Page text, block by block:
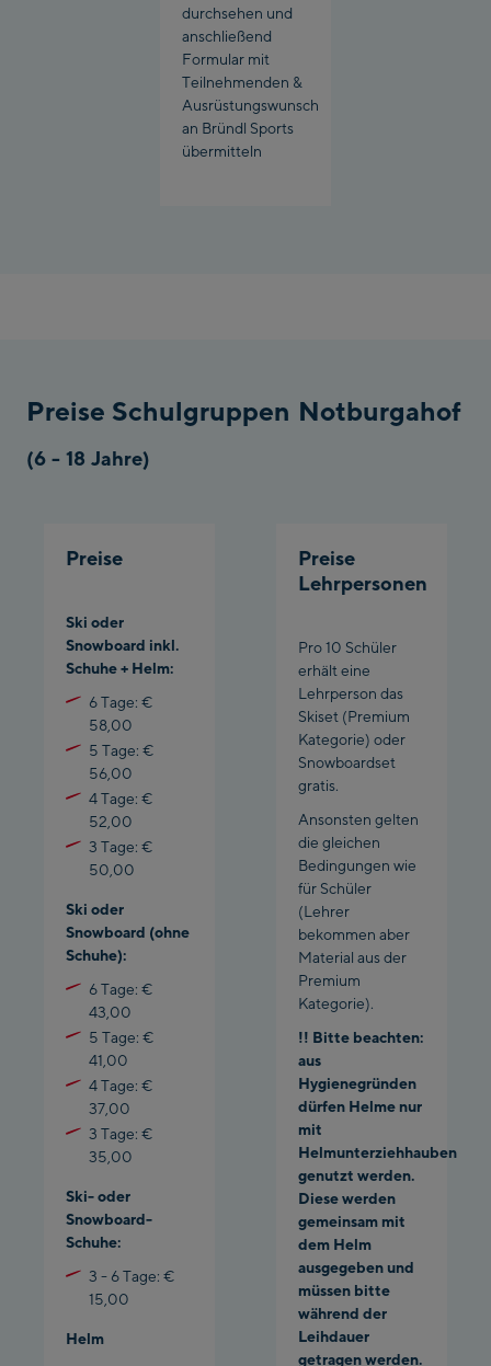
durchsehen und
anschließend
Formular mit
Teilnehmenden &
Ausrüstungswunsch
an Bründl Sports
übermitteln
Preise Schulgruppen Notburgahof
(6 - 18 Jahre)
Preise
Ski oder
Snowboard inkl.
Schuhe + Helm:
6 Tage: €
58,00
5 Tage: €
56,00
4 Tage: €
52,00
3 Tage: €
50,00
Ski oder
Snowboard (ohne
Schuhe):
6 Tage: €
43,00
5 Tage: €
41,00
4 Tage: €
37,00
3 Tage: €
35,00
Ski- oder
Snowboard-
Schuhe:
3 - 6 Tage: €
15,00
Helm
Preise
Lehrpersonen
Pro 10 Schüler
erhält eine
Lehrperson das
Skiset (Premium
Kategorie) oder
Snowboardset
gratis.
Ansonsten gelten
die gleichen
Bedingungen wie
für Schüler
(Lehrer
bekommen aber
Material aus der
Premium
Kategorie).
!! Bitte beachten:
aus
Hygienegründen
dürfen Helme nur
mit
Helmunterziehhauben
genutzt werden.
Diese werden
gemeinsam mit
dem Helm
ausgegeben und
müssen bitte
während der
Leihdauer
getragen werden.